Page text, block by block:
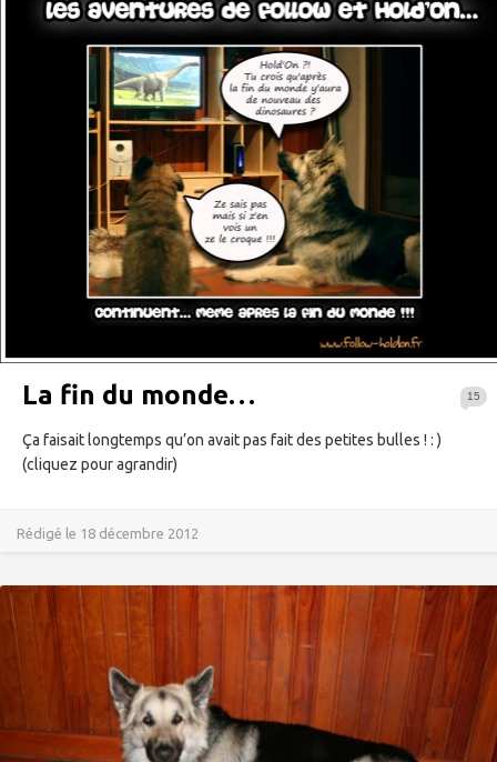
15
La fin du monde…
Ça faisait longtemps qu’on avait pas fait des petites bulles ! : )
(cliquez pour agrandir)
Rédigé le 18 décembre 2012